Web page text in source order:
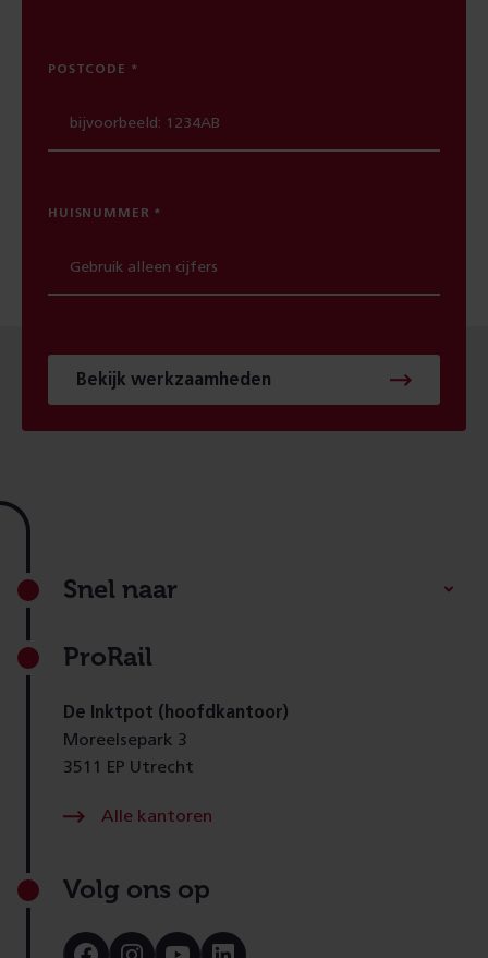
POSTCODE
HUISNUMMER
Bekijk werkzaamheden
Footer
Snel naar
ProRail
De Inktpot (hoofdkantoor)
Moreelsepark 3
3511 EP Utrecht
Alle kantoren
Volg ons op